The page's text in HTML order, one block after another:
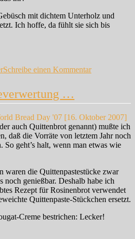
mit dichtem Unterholz und
Ich hoffe, da fühlt sie sich bis
Schreibe einen Kommentar…
…
auch Quittenbrot genannt) mußte ich
daß die Vorräte von letztem Jahr noch
So geht’s halt, wenn man etwas wie
waren die Quittenpastestücke zwar
noch genießbar. Deshalb habe ich
Rezept für Rosinenbrot verwendet
Quittenpaste-Stückchen ersetzt.
Creme bestrichen: Lecker!